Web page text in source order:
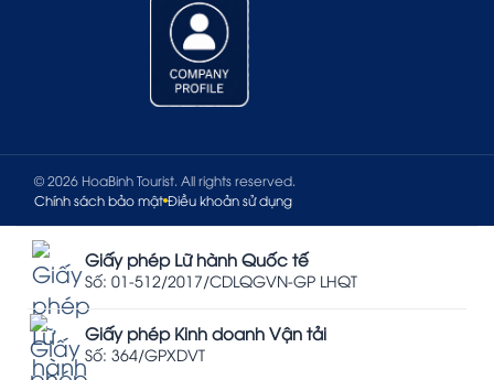
© 2026 HoaBinh Tourist. All rights reserved.
Chính sách bảo mật Điều khoản sử dụng
Giấy phép Lữ hành Quốc tế
Số: 01-512/2017/CDLQGVN-GP LHQT
Giấy phép Kinh doanh Vận tải
Số: 364/GPXDVT